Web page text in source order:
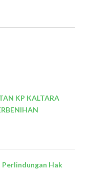
KP KALTARA
Hak